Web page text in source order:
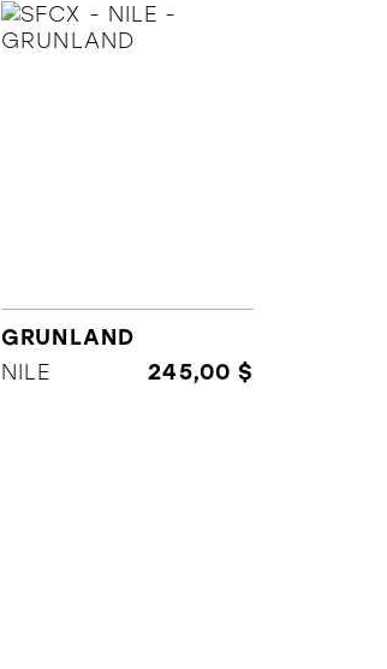
GRUNLAND
NILE
245,00 $